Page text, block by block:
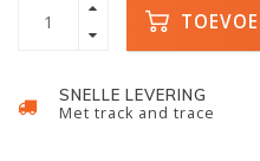
SNELLE LEVERING
Met track and trace